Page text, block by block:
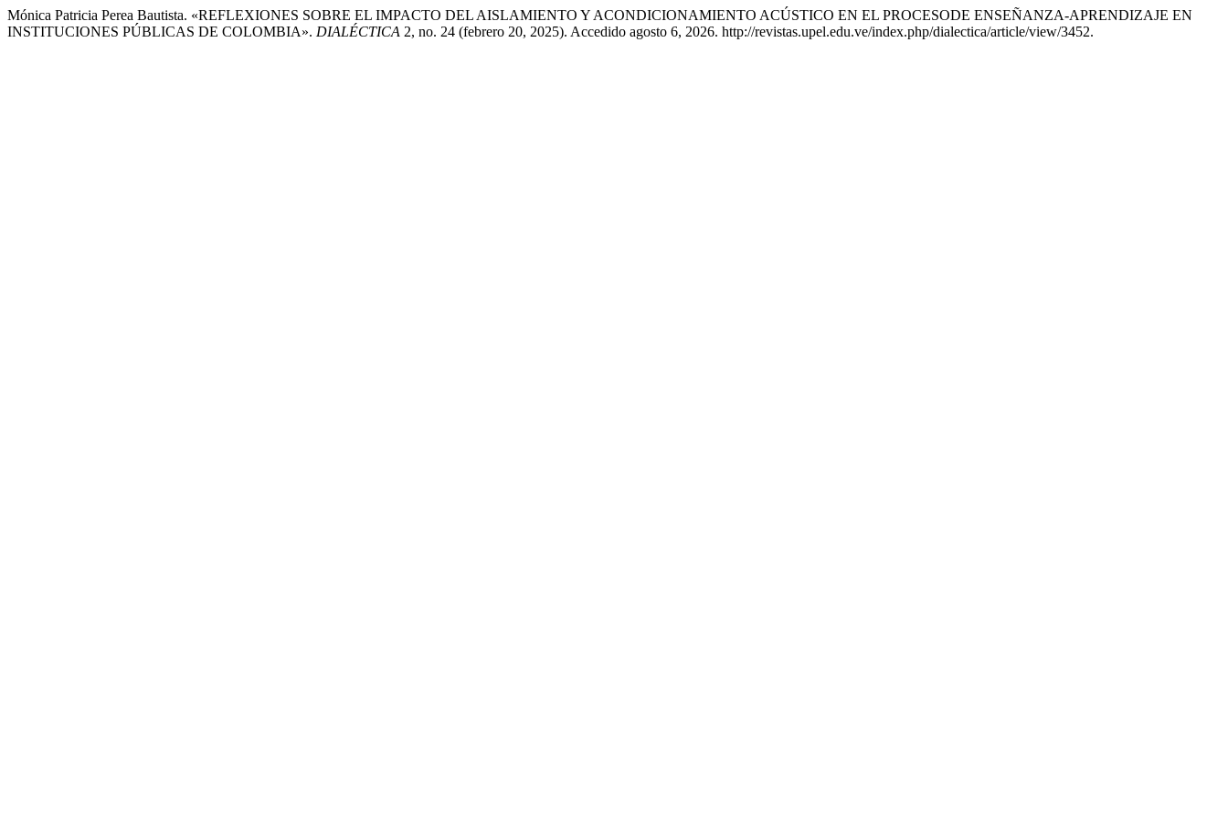
Mónica Patricia Perea Bautista. «REFLEXIONES SOBRE EL IMPACTO DEL AISLAMIENTO Y ACONDICIONAMIENTO ACÚSTICO EN EL PROCESODE ENSEÑANZA-APRENDIZAJE EN
INSTITUCIONES PÚBLICAS DE COLOMBIA». DIALÉCTICA 2, no. 24 (febrero 20, 2025). Accedido agosto 6, 2026. http://revistas.upel.edu.ve/index.php/dialectica/article/view/3452.